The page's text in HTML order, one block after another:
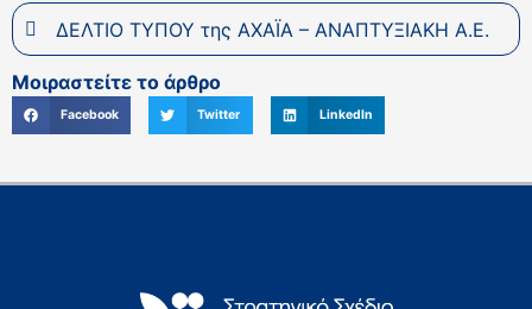
ΔΕΛΤΙΟ ΤΥΠΟΥ της ΑΧΑΪΑ – ΑΝΑΠΤΥΞΙΑΚΗ Α.Ε.
Μοιραστείτε το άρθρο
Facebook Twitter LinkedIn